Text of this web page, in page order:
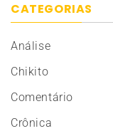
CATEGORIAS
Análise
Chikito
Comentário
Crônica